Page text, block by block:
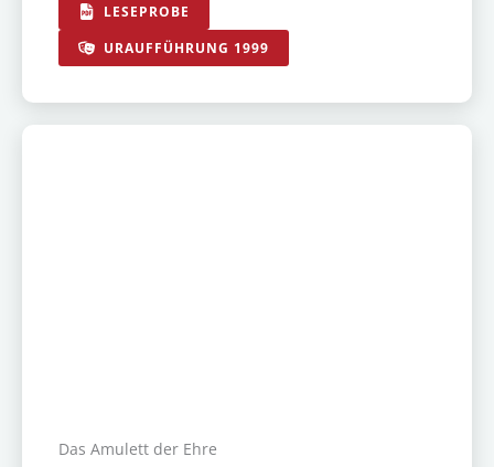
LESEPROBE
URAUFFÜHRUNG 1999
Das Amulett der Ehre